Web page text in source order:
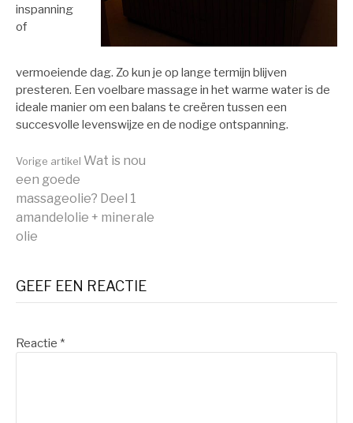
inspanning
of
vermoeiende dag. Zo kun je op lange termijn blijven
presteren. Een voelbare massage in het warme water is de
ideale manier om een balans te creëren tussen een
succesvolle levenswijze en de nodige ontspanning.
Verder
lezen
Vorige artikel Wat is nou
een goede
massageolie? Deel 1
amandelolie + minerale
olie
GEEF EEN REACTIE
Reactie *